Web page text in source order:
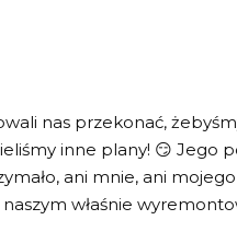
nas przekonać,
inne plany! 😏 Jego
ani mnie, ani
właśnie